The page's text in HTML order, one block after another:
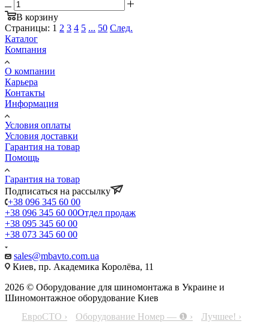
В корзину
Страницы: 1 2 3 4 5 ... 50 След.
Каталог
Компания
О компании
Карьера
Контакты
Информация
Условия оплаты
Условия доставки
Гарантия на товар
Помощь
Гарантия на товар
Подписаться на рассылку
+38 096 345 60 00
+38 096 345 60 00Отдел продаж
+38 095 345 60 00
+38 073 345 60 00
sales@mbavto.com.ua
Киев, пр. Академика Королёва, 11
2026 © Оборудование для шиномонтажа в Украине и
Шиномонтажное оборудование Киев
ЕвроСТО ›
Оборудование Номер — ❶ › Лучшее! ›